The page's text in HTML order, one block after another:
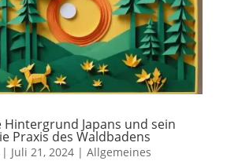
Japans und sein
Praxis des Waldbadens
| Juli 21, 2024| Allgemeines